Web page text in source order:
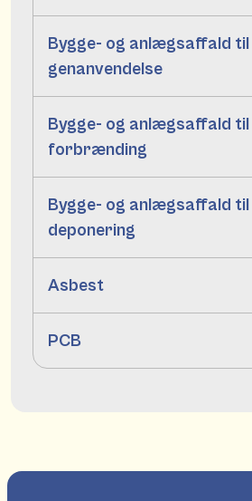
Bygge- og anlægsaffald til
genanvendelse
Bygge- og anlægsaffald til
forbrænding
Bygge- og anlægsaffald til
deponering
Asbest
PCB